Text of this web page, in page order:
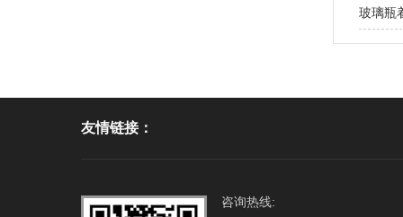
玻璃瓶
友情链接：
咨询热线: